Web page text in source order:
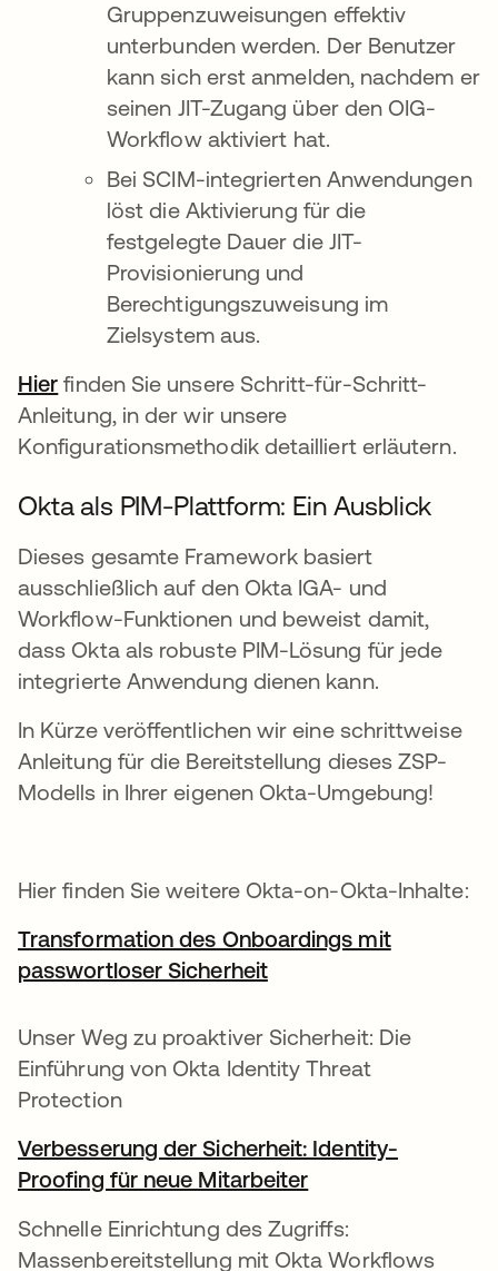
Gruppenzuweisungen effektiv
unterbunden werden. Der Benutzer
kann sich erst anmelden, nachdem er
seinen JIT-Zugang über den OIG-
Workflow aktiviert hat.
Bei SCIM-integrierten Anwendungen
löst die Aktivierung für die
festgelegte Dauer die JIT-
Provisionierung und
Berechtigungszuweisung im
Zielsystem aus.
Hier wird in einer neuen Registerkarte geöffnet
finden Sie unsere Schritt-für-Schritt-
Anleitung, in der wir unsere
Konfigurationsmethodik detailliert erläutern.
Okta als PIM-Plattform: Ein Ausblick
Dieses gesamte Framework basiert
ausschließlich auf den Okta IGA- und
Workflow-Funktionen und beweist damit,
dass Okta als robuste PIM-Lösung für jede
integrierte Anwendung dienen kann.
In Kürze veröffentlichen wir eine schrittweise
Anleitung für die Bereitstellung dieses ZSP-
Modells in Ihrer eigenen Okta-Umgebung!
Hier finden Sie weitere Okta-on-Okta-Inhalte:
Transformation des Onboardings mit
passwortloser Sicherheit
Unser Weg zu proaktiver Sicherheit: Die
Einführung von Okta Identity Threat
Protection
Verbesserung der Sicherheit: Identity-
Proofing für neue Mitarbeiter
Schnelle Einrichtung des Zugriffs:
Massenbereitstellung mit Okta Workflows